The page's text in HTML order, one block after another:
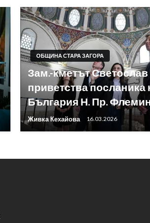
ОБЩИНА СТАРА ЗАГОРА
Зам.-кметът
приветства посланика
България Н. Пр.
Живка Кехайова 16.03.2026